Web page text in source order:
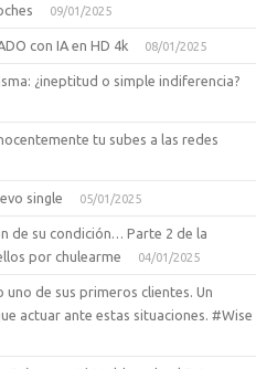
09/01/2025
con IA en HD 4k 08/01/2025
¿ineptitud o simple indiferencia?
tu subes a las redes
single 05/01/2025
de su condición… Parte 2 de la
por chulearme
04/01/2025
uno de sus primeros clientes. Un
actuar ante estas situaciones. #Wise